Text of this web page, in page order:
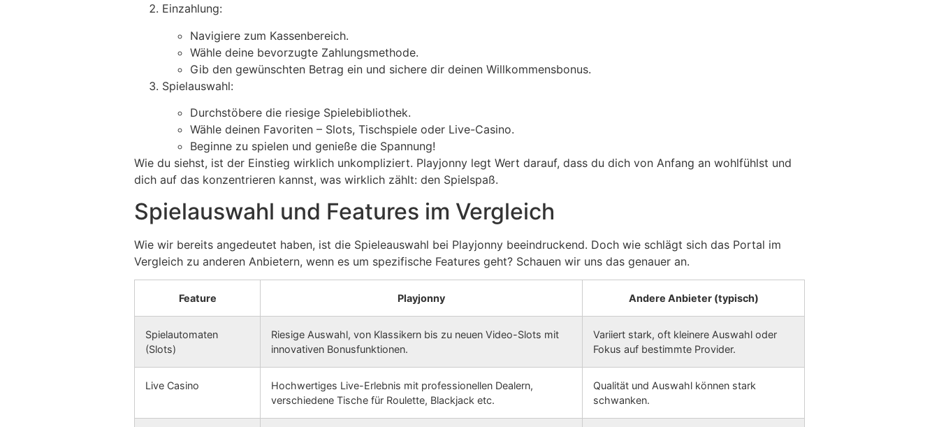
Einzahlung:
Navigiere zum Kassenbereich.
Wähle deine bevorzugte Zahlungsmethode.
Gib den gewünschten Betrag ein und sichere dir deinen Willkommensbonus.
Spielauswahl:
Durchstöbere die riesige Spielebibliothek.
Wähle deinen Favoriten – Slots, Tischspiele oder Live-Casino.
Beginne zu spielen und genieße die Spannung!
Wie du siehst, ist der Einstieg wirklich unkompliziert. Playjonny legt Wert darauf, dass du dich von Anfang an wohlfühlst und
dich auf das konzentrieren kannst, was wirklich zählt: den Spielspaß.
Spielauswahl und Features im Vergleich
Wie wir bereits angedeutet haben, ist die Spieleauswahl bei Playjonny beeindruckend. Doch wie schlägt sich das Portal im
Vergleich zu anderen Anbietern, wenn es um spezifische Features geht? Schauen wir uns das genauer an.
Feature Playjonny Andere Anbieter (typisch)
Spielautomaten
(Slots)
Riesige Auswahl, von Klassikern bis zu neuen Video-Slots mit
innovativen Bonusfunktionen.
Variiert stark, oft kleinere Auswahl oder
Fokus auf bestimmte Provider.
Live Casino
Hochwertiges Live-Erlebnis mit professionellen Dealern,
verschiedene Tische für Roulette, Blackjack etc.
Qualität und Auswahl können stark
schwanken.